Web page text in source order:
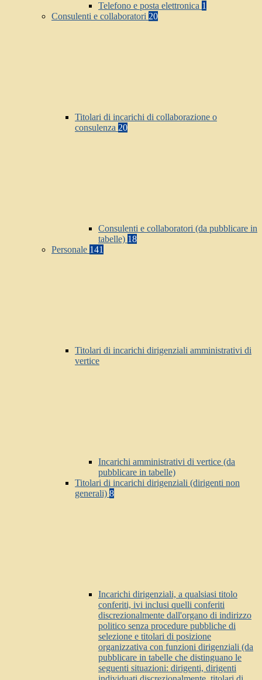
Telefono e posta elettronica 1
Consulenti e collaboratori 20
Titolari di incarichi di collaborazione o
consulenza 20
Consulenti e collaboratori (da pubblicare in
tabelle) 18
Personale 141
Titolari di incarichi dirigenziali amministrativi di
vertice
Incarichi amministrativi di vertice (da
pubblicare in tabelle)
Titolari di incarichi dirigenziali (dirigenti non
generali) 8
Incarichi dirigenziali, a qualsiasi titolo
conferiti, ivi inclusi quelli conferiti
discrezionalmente dall'organo di indirizzo
politico senza procedure pubbliche di
selezione e titolari di posizione
organizzativa con funzioni dirigenziali (da
pubblicare in tabelle che distinguano le
seguenti situazioni: dirigenti, dirigenti